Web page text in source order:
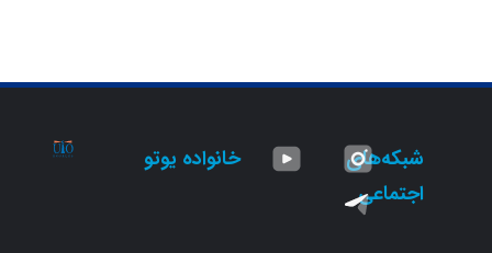
شبکه‌های
اجتماعی
خانواده یوتو